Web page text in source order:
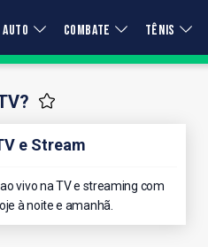
AUTO COMBATE TÊNIS
e Stream
vivo na TV e streaming com
à noite e amanhã.